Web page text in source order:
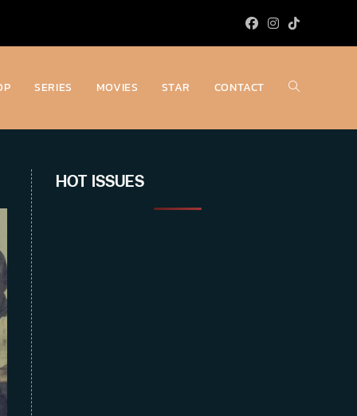
SERIES MOVIES STAR CONTACT Toggle
HOT ISSUES